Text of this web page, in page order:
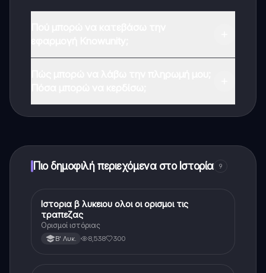
Πιο δημοφιλή περιεχόμενα στο Ιστορία 9
Ιστορία
Ιστορια β λυκειου ολοι οι ορισμοι τις
τραπεζας
Ορισμοί ιστόριας
Β' Λυκ. 8,538 300